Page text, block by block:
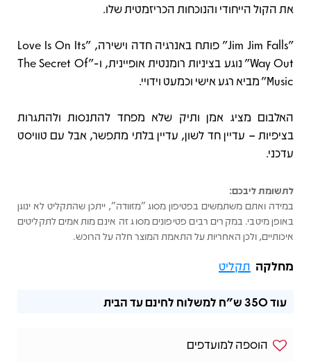
את הקול הייחודי והנוכחות הכריזמטית שלו.
"Jim Jim Falls" פותח באנרגיה חדה וישירה, "Love Is On Its
Way Out" נוגע בציניות רומנטית אופיינית, ו-"The Secret Of
Music" מביא רגע אישי וכמעט וידויי.
האלבום מציג אמן ותיק שלא מפחד להתנסות ולהתגרות
בציפיות – עדיין חד לשון, עדיין בלתי מתפשר, אבל עם טוויסט
עדכני.
לתשומת ליבכם:
במידה ואתם משתמשים בפטיפון מסוג "מזוודה", ייתכן שהתקליט לא ינוגן
באופן מיטבי. במקרים רבים פטיפונים מסוג זה אינם מותאמים לתקליטים
איכותיים, ולכן האחריות על התאמת המוצר חלה על הרוכש.
מחלקה תקליט
עוד350 ש"ח למשלוח לחינם עד הבית
הוספה למועדפים